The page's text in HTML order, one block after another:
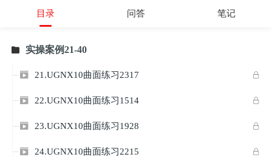
目录 问答 笔记
 实操案例21-40

 21.UGNX10曲面练习2317

 22.UGNX10曲面练习1514

 23.UGNX10曲面练习1928

 24.UGNX10曲面练习2215